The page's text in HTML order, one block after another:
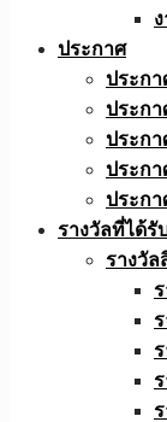
ประกาศ
ประกา
ประกา
ประกา
ประกา
ประกา
รางวัลที่ได้รั
รางวั